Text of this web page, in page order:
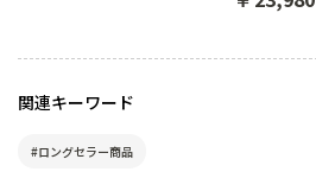
関連キーワード
#ロングセラー商品